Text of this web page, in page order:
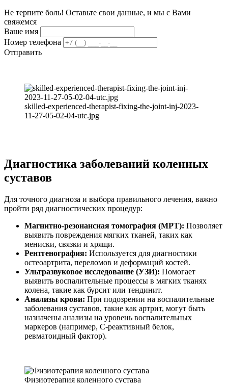
Не терпите боль! Оставьте свои данные, и мы с Вами
свяжемся
Ваше имя
Номер телефона
Отправить
skilled-experienced-therapist-fixing-the-joint-inj-2023-
11-27-05-02-04-utc.jpg
Диагностика заболеваний коленных
суставов
Для точного диагноза и выбора правильного лечения, важно
пройти ряд диагностических процедур:
Магнитно-резонансная томография (МРТ): Позволяет
выявить повреждения мягких тканей, таких как
мениски, связки и хрящи.
Рентгенография: Используется для диагностики
остеоартрита, переломов и деформаций костей.
Ультразвуковое исследование (УЗИ): Помогает
выявить воспалительные процессы в мягких тканях
колена, такие как бурсит или тендинит.
Анализы крови: При подозрении на воспалительные
заболевания суставов, такие как артрит, могут быть
назначены анализы на уровень воспалительных
маркеров (например, С-реактивный белок,
ревматоидный фактор).
Физиотерапия коленного сустава